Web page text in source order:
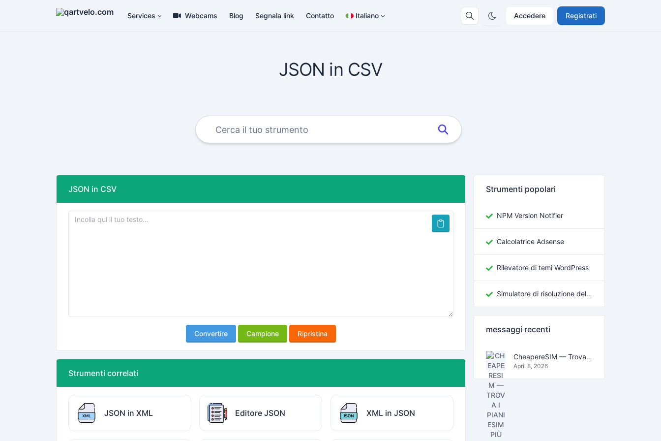
Accedere Registrati
Services Webcams Blog Segnala link Contatto Italiano
JSON in CSV
JSON in CSV
Convertire Campione Ripristina
Strumenti correlati
JSON in XML Editore JSON XML in JSON
Strumenti popolari
NPM Version Notifier
Calcolatrice Adsense
Rilevatore di temi WordPress
Simulatore di risoluzione dello schermo
messaggi recenti
CheapereSIM — Trova i piani eSIM più economici per viaggiare nel 2026
April 8, 2026